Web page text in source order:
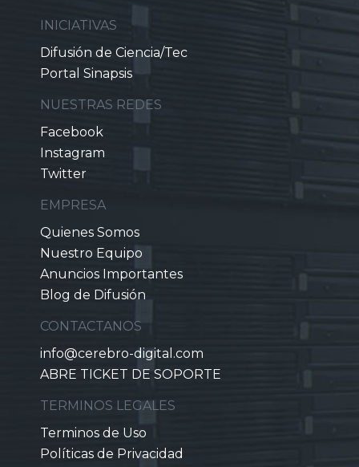
INICIATIVAS
Difusión de Ciencia/Tec
Portal Sinapsis
NUESTRAS REDES
Facebook
Instagram
Twitter
EMPRESA
Quienes Somos
Nuestro Equipo
Anuncios Importantes
Blog de Difusión
CONTACTANOS
info@cerebro-digital.com
ABRE TICKET DE SOPORTE
TERMINOS LEGALES
Terminos de Uso
Políticas de Privacidad